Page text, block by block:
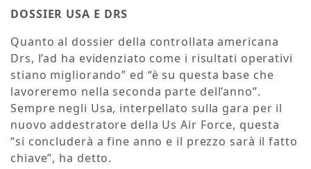
DOSSIER USA E DRS
Quanto al dossier della controllata americana
Drs, l’ad ha evidenziato come i risultati operativi
stiano migliorando” ed “è su questa base che
lavoreremo nella seconda parte dell’anno”.
Sempre negli Usa, interpellato sulla gara per il
nuovo addestratore della Us Air Force, questa
“si concluderà a fine anno e il prezzo sarà il fatto
chiave”, ha detto.